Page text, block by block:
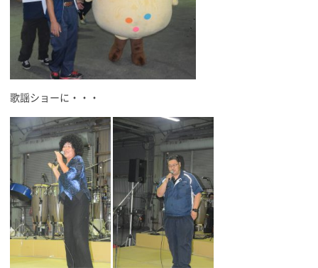
歌謡ショーに・・・